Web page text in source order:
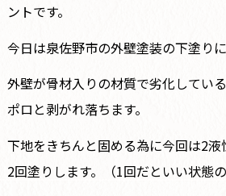
ントです。
今日は泉佐野市の外壁塗装の下塗りに
外壁が骨材入りの材質で劣化してい
ポロと剥がれ落ちます。
下地をきちんと固める為に今回は2
2回塗りします。（1回だといい状態